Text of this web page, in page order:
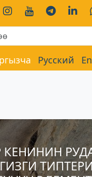
Русский
КЕНИНИН